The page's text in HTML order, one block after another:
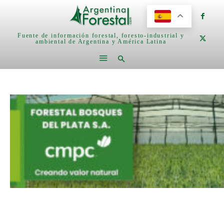
Fuente de información forestal, foresto-industrial y
ambiental de Argentina y América Latina